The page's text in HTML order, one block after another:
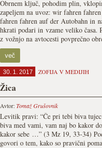
Obrnem ključ, pohodim plin,
zapeljem na uvoz: wir fahren
fahren fahren auf der Autobahn in
hkrati podari in vzame veliko časa.
z vožnjo na avtocesti povprečno
več
30. 1. 2017 ZOFIJA V MEDIJIH
Žica
Avtor:Tomaž Grušovnik
Levitik pravi: “Če pri tebi biva
biva med vami, vam naj bo kakor
kakor sebe …” (3 Mz 19, 33-34)
govori o tem, kako so pravični